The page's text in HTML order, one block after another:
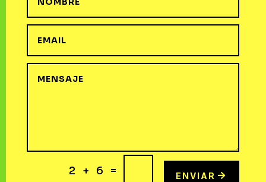
2 + 6 = ENVIAR